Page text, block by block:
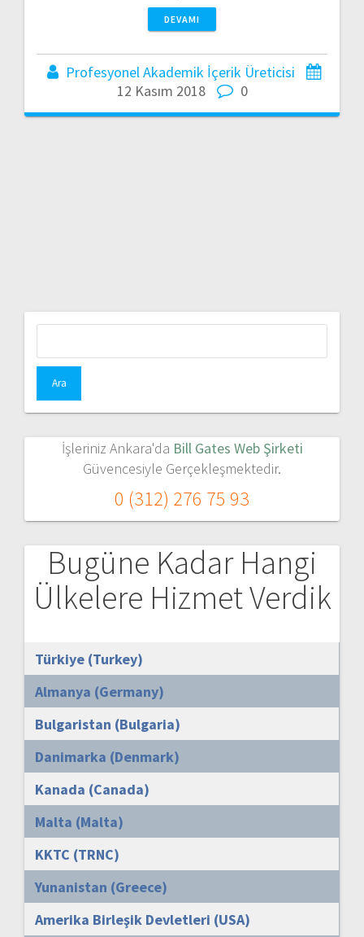
DEVAMI
Profesyonel Akademik İçerik Üreticisi
12 Kasım 2018
0
İşleriniz Ankara'da Bill Gates Web Şirketi
Güvencesiyle Gerçekleşmektedir.
0 (312) 276 75 93
Bugüne Kadar Hangi
Ülkelere Hizmet Verdik
Türkiye (Turkey)
Almanya (Germany)
Bulgaristan (Bulgaria)
Danimarka (Denmark)
Kanada (Canada)
Malta (Malta)
KKTC (TRNC)
Yunanistan (Greece)
Amerika Birleşik Devletleri (USA)